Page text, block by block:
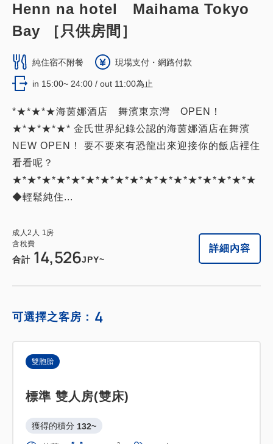
會員費用 14,652JPY
通用雙床房【方便輪椅使用者/單元浴
【所有房間禁煙】
禁菸 26.00m 2 1~2人
單人床／寬90-130公分×2 有 Wi-fi（免費）
1
Henn na hotel Maihama Tokyo
Bay ［只供房間］
純住宿不附餐 現場支付・網路付款
in 15:00~ 24:00 / out 11:00為止
*★*★*★海茵娜酒店 舞濱東京灣 OPEN！
★*★*★*★* 金氏世界紀錄公認的海茵娜酒店在舞濱
NEW OPEN！ 要不要來有恐龍出來迎接你的飯店裡住
看看呢？
★*★*★*★*★*★*★*★*★*★*★*★*★*★*★*★*★
◆輕鬆純住...
成人2 人 1房
含稅費
合計 14,526JPY~
詳細內容
可選擇之客房： 4
雙胞胎
標準 雙人房(雙床)
獲得的積分 132~